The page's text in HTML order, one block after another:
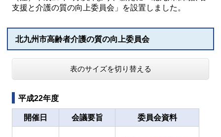
支援と介護の質の向上委員会」を設置しました。
北九州市高齢者介護の質の向上委員会
表のサイズを切り替える
平成22年度
開催日 会議要旨 委員会資料